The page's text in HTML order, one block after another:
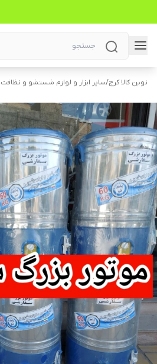
نوین کالا کرج/سایر ابزار و لوازم شستشو و نظافت